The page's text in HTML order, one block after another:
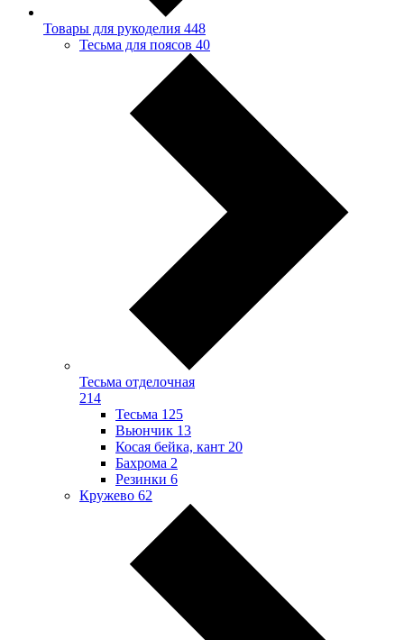
Товары для рукоделия 448
Тесьма для поясов 40
Тесьма отделочная
214
Тесьма 125
Вьюнчик 13
Косая бейка, кант 20
Бахрома 2
Резинки 6
Кружево 62